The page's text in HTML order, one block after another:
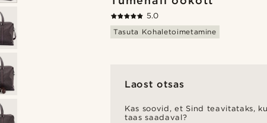
5.0
Tasuta Kohaletoimetamine
Laost otsas
Kas soovid, et Sind teavitataks,
taas saadaval?